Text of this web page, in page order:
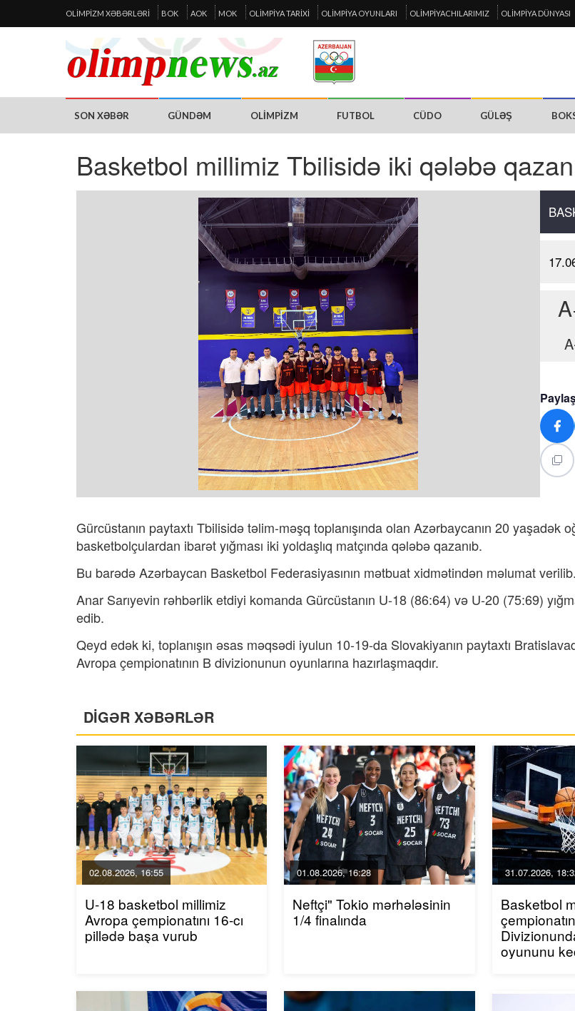
OLIMPIZM XƏBƏRLƏRI BOK AOK MOK OLIMPIYA TARIXI OLIMPIYA OYUNLARI OLIMPIYACHILARIMIZ OLIMPIYA DÜNYASI
SON XƏBƏR GÜNDƏM OLIMPIZM FUTBOL CÜDO GÜLƏŞ
Basketbol millimiz Tbilisidə iki qələbə
Gürcüstanın paytaxtı Tbilisidə təlim-məşq toplanışında olan Azərbaycanın 20 yaşadək
basketbolçulardan ibarət yığması iki yoldaşlıq matçında qələbə qazanıb.
Bu barədəAzərbaycan Basketbol Federasiyasının mətbuat xidmətindən məlumat verilib.
Anar Sarıyevin rəhbərlik etdiyi komanda Gürcüstanın U-18 (86:64) və U-20 (75:69)
edib.
Qeyd edək ki, toplanışın əsas məqsədi iyulun 10-19-da Slovakiyanın paytaxtı
Avropa çempionatının B divizionunun oyunlarına hazırlaşmaqdır.
DİGƏR XƏBƏRLƏR
02.08.2026, 16:55
U-18 basketbol millimiz
Avropa çempionatını 16-cı
pillədə başa vurub
01.08.2026, 16:28
Neftçi" Tokio mərhələsinin
1/4 finalında
31.07.2026,
Basketbol
oyununu